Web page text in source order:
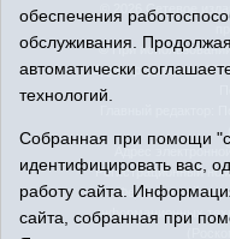
© 2026 Сетевое
© При
Адрес редакции:
Адрес
Регистрационный
Федеральной
информационных
обеспечения
обслуживания.
автоматически
технологий.
Собранная при помощи
идентифицировать вас,
работу сайта.
сайта, собранная при